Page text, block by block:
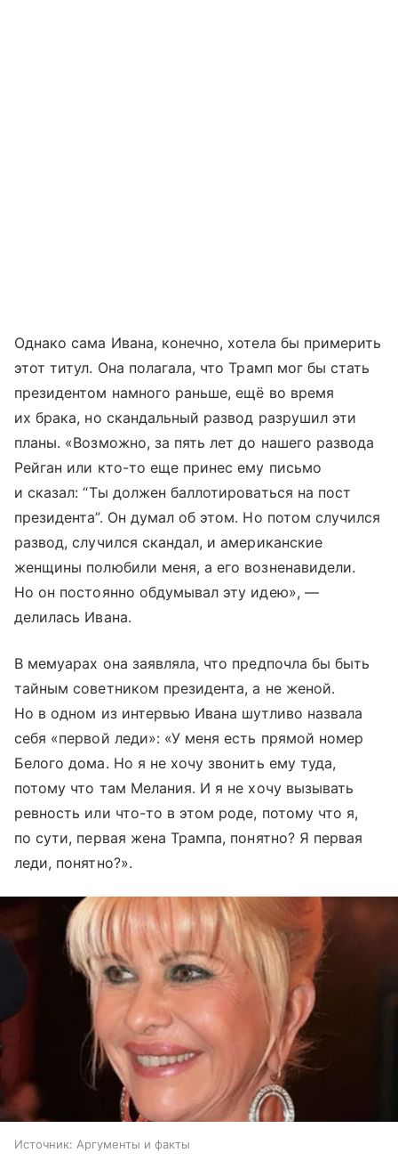
Однако сама Ивана, конечно, хотела бы примерить
этот титул. Она полагала, что Трамп мог бы стать
президентом намного раньше, ещё во время
их брака, но скандальный развод разрушил эти
планы. «Возможно, за пять лет до нашего развода
Рейган или кто-то еще принес ему письмо
и сказал: “Ты должен баллотироваться на пост
президента”. Он думал об этом. Но потом случился
развод, случился скандал, и американские
женщины полюбили меня, а его возненавидели.
Но он постоянно обдумывал эту идею», —
делилась Ивана.
В мемуарах она заявляла, что предпочла бы быть
тайным советником президента, а не женой.
Но в одном из интервью Ивана шутливо назвала
себя «первой леди»: «У меня есть прямой номер
Белого дома. Но я не хочу звонить ему туда,
потому что там Мелания. И я не хочу вызывать
ревность или что-то в этом роде, потому что я,
по сути, первая жена Трампа, понятно? Я первая
леди, понятно?».
Источник: Аргументы и факты